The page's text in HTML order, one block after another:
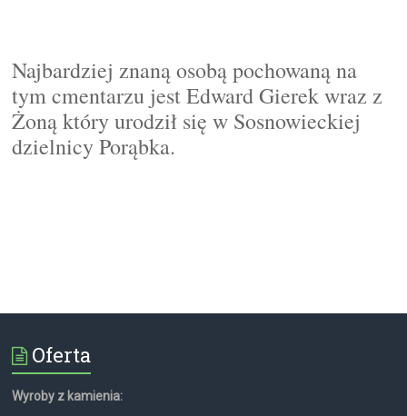
Najbardziej znaną osobą pochowaną na
tym cmentarzu jest Edward Gierek wraz z
Żoną który urodził się w Sosnowieckiej
dzielnicy Porąbka.
Oferta
Wyroby z kamienia: